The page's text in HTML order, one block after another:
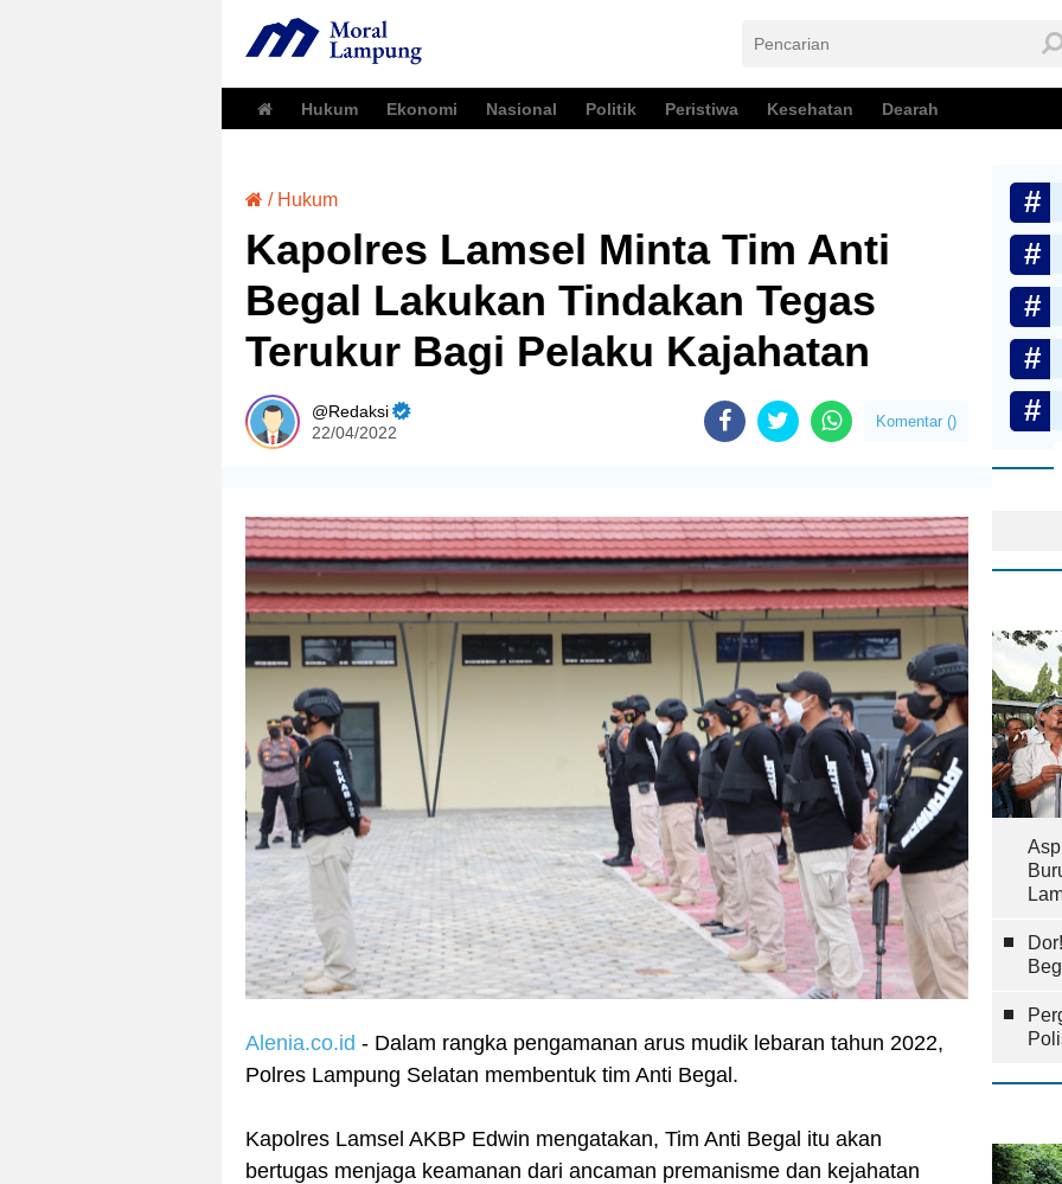
Hukum Ekonomi Nasional Politik Peristiwa Kesehatan Dearah
/ Hukum
Kapolres Lamsel Minta Tim Anti
Begal Lakukan Tindakan Tegas
Terukur Bagi Pelaku Kajahatan
Redaksi
22/04/2022
Komentar ()
Alenia.co.id - Dalam rangka pengamanan arus mudik lebaran tahun 2022,
Polres Lampung Selatan membentuk tim Anti Begal.
Kapolres Lamsel AKBP Edwin mengatakan, Tim Anti Begal itu akan
bertugas menjaga keamanan dari ancaman premanisme dan kejahatan